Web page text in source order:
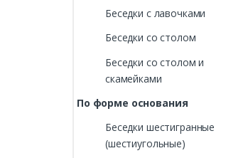
Беседки с лавочками
Беседки со столом
Беседки со столом и
скамейками
По форме основания
Беседки шестигранные
(шестиугольные)